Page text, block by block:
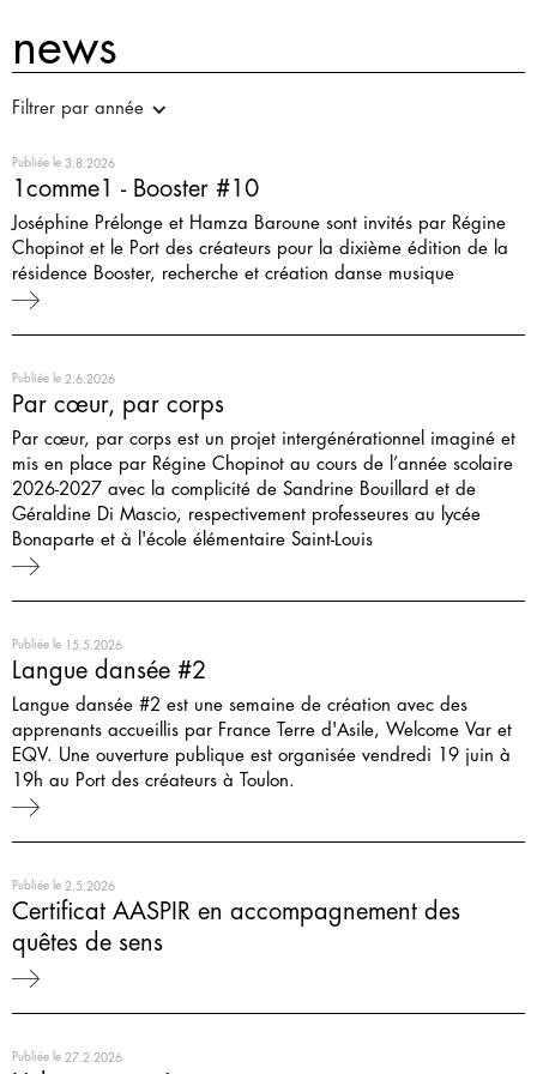
news
Filtrer par année
Publiée le 3.8.2026
1comme1 - Booster #10
Joséphine Prélonge et Hamza Baroune sont invités par Régine
Chopinot et le Port des créateurs pour la dixième édition de la
résidence Booster, recherche et création danse musique
Publiée le 2.6.2026
Par cœur, par corps
Par cœur, par corps est un projet intergénérationnel imaginé et
mis en place par Régine Chopinot au cours de l’année scolaire
2026-2027 avec la complicité de Sandrine Bouillard et de
Géraldine Di Mascio, respectivement professeures au lycée
Bonaparte et à l'école élémentaire Saint-Louis
Publiée le 15.5.2026
Langue dansée #2
Langue dansée #2 est une semaine de création avec des
apprenants accueillis par France Terre d'Asile, Welcome Var et
EQV. Une ouverture publique est organisée vendredi 19 juin à
19h au Port des créateurs à Toulon.
Publiée le 2.5.2026
Certificat AASPIR en accompagnement des
quêtes de sens
Publiée le 27.2.2026